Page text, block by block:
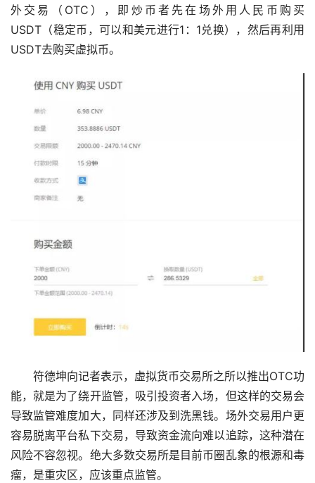
外交易（OTC），即炒币者先在场外用人民币购买
USDT（稳定币，可以和美元进行1：1兑换），然后再利用
USDT去购买虚拟币。
符德坤向记者表示，虚拟货币交易所之所以推出OTC功
能，就是为了绕开监管，吸引投资者入场，但这样的交易会
导致监管难度加大，同样还涉及到洗黑钱。场外交易用户更
容易脱离平台私下交易，导致资金流向难以追踪，这种潜在
风险不容忽视。绝大多数交易所是目前币圈乱象的根源和毒
瘤，是重灾区，应该重点监管。